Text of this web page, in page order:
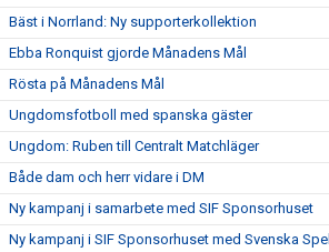
Bäst i Norrland: Ny supporterkollektion
Ebba Ronquist gjorde Månadens Mål
Rösta på Månadens Mål
Ungdomsfotboll med spanska gäster
Ungdom: Ruben till Centralt Matchläger
Både dam och herr vidare i DM
Ny kampanj i samarbete med SIF Sponsorhuset
Ny kampanj i SIF Sponsorhuset med Svenska Spel